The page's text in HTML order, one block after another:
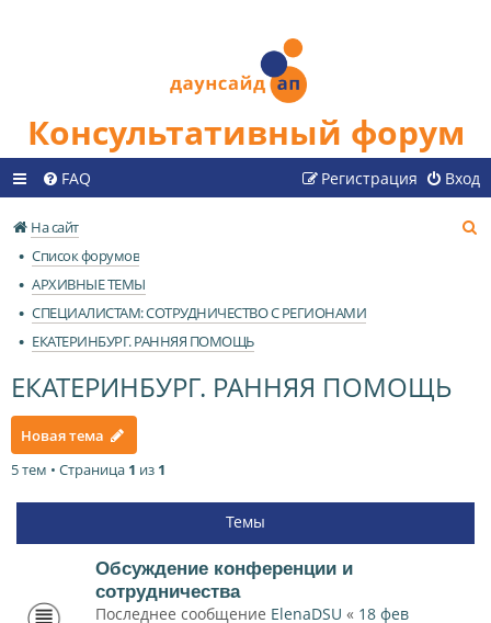
Консультативный форум
FAQ Вход
Регистрация
На сайт
Список форумов
АРХИВНЫЕ ТЕМЫ
СПЕЦИАЛИСТАМ: СОТРУДНИЧЕСТВО С РЕГИОНАМИ
ЕКАТЕРИНБУРГ. РАННЯЯ ПОМОЩЬ
ЕКАТЕРИНБУРГ. РАННЯЯ ПОМОЩЬ
Новая тема
5 тем • Страница 1 из 1
Темы
Обсуждение конференции и
сотрудничества
Последнее сообщение ElenaDSU « 18 фев